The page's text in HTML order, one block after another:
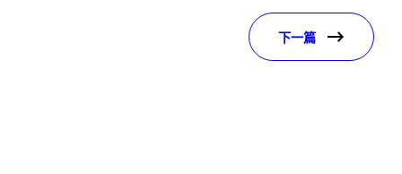
下一篇